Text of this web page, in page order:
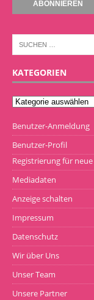
KATEGORIEN
Benutzer-Anmeldung
Benutzer-Profil
Registrierung für
Mediadaten
Anzeige schalten
Impressum
Datenschutz
Wir über Uns
Unser Team
Unsere Partner